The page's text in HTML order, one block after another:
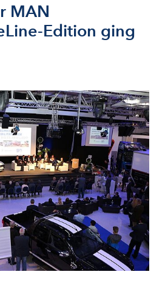
MAN
Edition ging